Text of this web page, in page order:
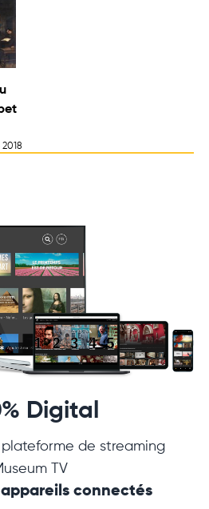
Digital
de streaming
TV
connectés